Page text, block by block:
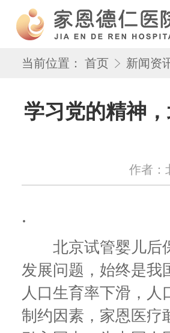
当前位置： 首页 新闻资
学习党的精神
作者：
.
北京试管婴儿后保
发展问题，始终是我
人口生育率下滑，
制约因素，家恩医疗